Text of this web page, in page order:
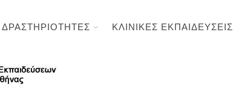
ΔΡΑΣΤΗΡΙΟΤΗΤΕΣ ΚΛΙΝΙΚΕΣ ΕΚΠΑΙΔΕΥΣΕΙΣ